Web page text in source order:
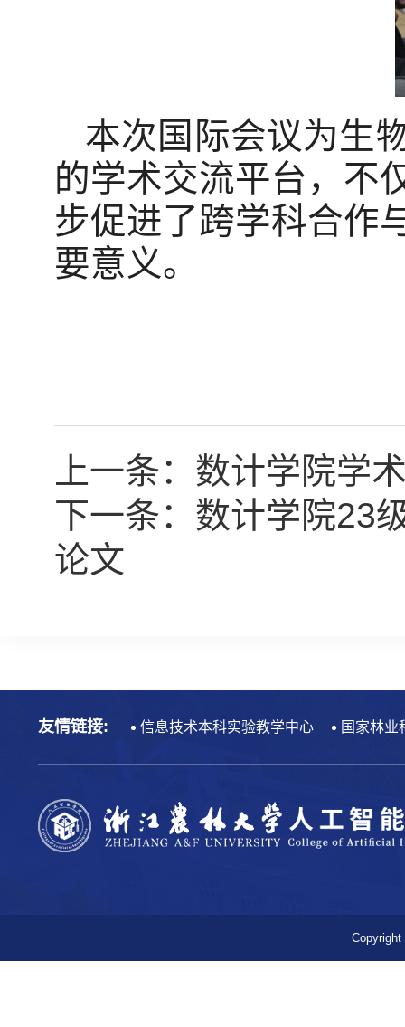
本次国际会议为生
的学术交流平台，不
步促进了跨学科合作
要意义。
上一条： 数计学院学
下一条： 数计学院23
论文
友情链接: 信息技术本科实验教学中心 国家林业